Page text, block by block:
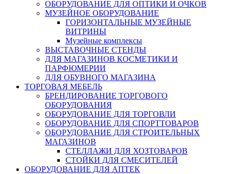
ОБОРУДОВАНИЕ ДЛЯ ОПТИКИ И ОЧКОВ
МУЗЕЙНОЕ ОБОРУДОВАНИЕ
ГОРИЗОНТАЛЬНЫЕ МУЗЕЙНЫЕ
ВИТРИНЫ
Музейные комплексы
ВЫСТАВОЧНЫЕ СТЕНДЫ
ДЛЯ МАГАЗИНОВ КОСМЕТИКИ И
ПАРФЮМЕРИИ
ДЛЯ ОБУВНОГО МАГАЗИНА
ТОРГОВАЯ МЕБЕЛЬ
БРЕНДИРОВАНИЕ ТОРГОВОГО
ОБОРУДОВАНИЯ
ОБОРУДОВАНИЕ ДЛЯ ТОРГОВЛИ
ОБОРУДОВАНИЕ ДЛЯ СПОРТТОВАРОВ
ОБОРУДОВАНИЕ ДЛЯ СТРОИТЕЛЬНЫХ
МАГАЗИНОВ
СТЕЛЛАЖИ ДЛЯ ХОЗТОВАРОВ
СТОЙКИ ДЛЯ СМЕСИТЕЛЕЙ
ОБОРУДОВАНИЕ ДЛЯ АПТЕК